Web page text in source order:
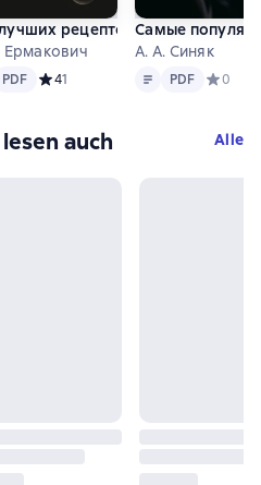
строительства и
основе 2 оценок
рецептов суши
Ермакович
PDF
PDF Средний рейтинг 4 на основе 1
41
Самые
А. А. Синяк
Text PDF
PDF 0
auch Alle